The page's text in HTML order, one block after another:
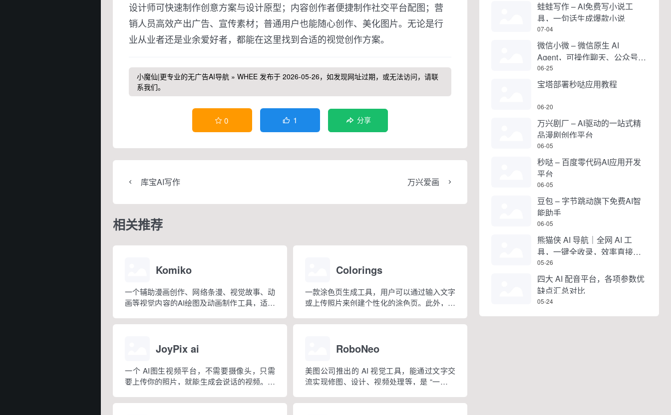
设计师可快速制作创意方案与设计原型；内容创作者便捷制作社交平台配图；营
销人员高效产出广告、宣传素材；普通用户也能随心创作、美化图片。无论是行
业从业者还是业余爱好者，都能在这里找到合适的视觉创作方案。
小魔仙|更专业的无广告AI导航 » WHEE 发布于 2026-05-26，如发现网址过期，或无法访问，请联
系我们。
 0  1 分享
库宝AI写作 万兴爱画
相关推荐
Komiko
一个辅助漫画创作、网络条漫、视觉故事、动
画等视觉内容的AI绘图及动画制作工具，适合
者，以及那些不具备专业绘画技能但想创作漫
Colorings
一款涂色页生成工具，用户可以通过输入文字
或上传照片来创建个性化的涂色页。此外，它
陀罗、节日等主题，适合各个年龄段的人群。
JoyPix ai
一个 AI图生视频平台，不需要摄像头，只需
要上传你的照片，就能生成会说话的视频。整
像、制作视频。
RoboNeo
美图公司推出的 AI 视觉工具，能通过文字交
流实现修图、设计、视频处理等，是 “一站式
蛙蛙写作 – AI免费写小说工
具，一句话生成爆款小说
07-04
微信小微 – 微信原生 AI
Agent，可操作聊天、公众号、
视频号和小程序
06-25
宝塔部署秒哒应用教程
06-20
万兴剧厂 – AI驱动的一站式精
品漫剧创作平台
06-05
秒哒 – 百度零代码AI应用开发
平台
06-05
豆包 – 字节跳动旗下免费AI智
能助手
06-05
熊猫侠 AI 导航｜全网 AI 工
具，一键全收录，效率直接拉
满
05-26
四大 AI 配音平台，各项参数优
缺点汇总对比
05-24